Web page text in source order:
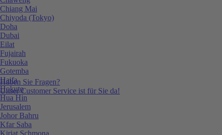
Haben Sie Fragen?
Unser Customer Service ist für Sie da!
Chiang Mai
Chiyoda (Tokyo)
Doha
Dubai
Eilat
Fujairah
Fukuoka
Gotemba
Haifa
Hokuto
Hua Hin
Jerusalem
Johor Bahru
Kfar Saba
Kirjat Schmona